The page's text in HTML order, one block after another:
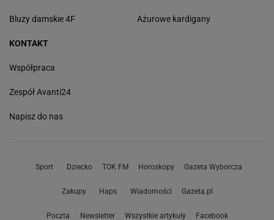
Bluzy damskie 4F Ażurowe kardigany
KONTAKT
Współpraca
Zespół Avanti24
Napisz do nas
Sport Dziecko TOK FM Horoskopy Gazeta Wyborcza
Zakupy Haps Wiadomości Gazeta.pl
Poczta Newsletter Wszystkie artykuły Facebook